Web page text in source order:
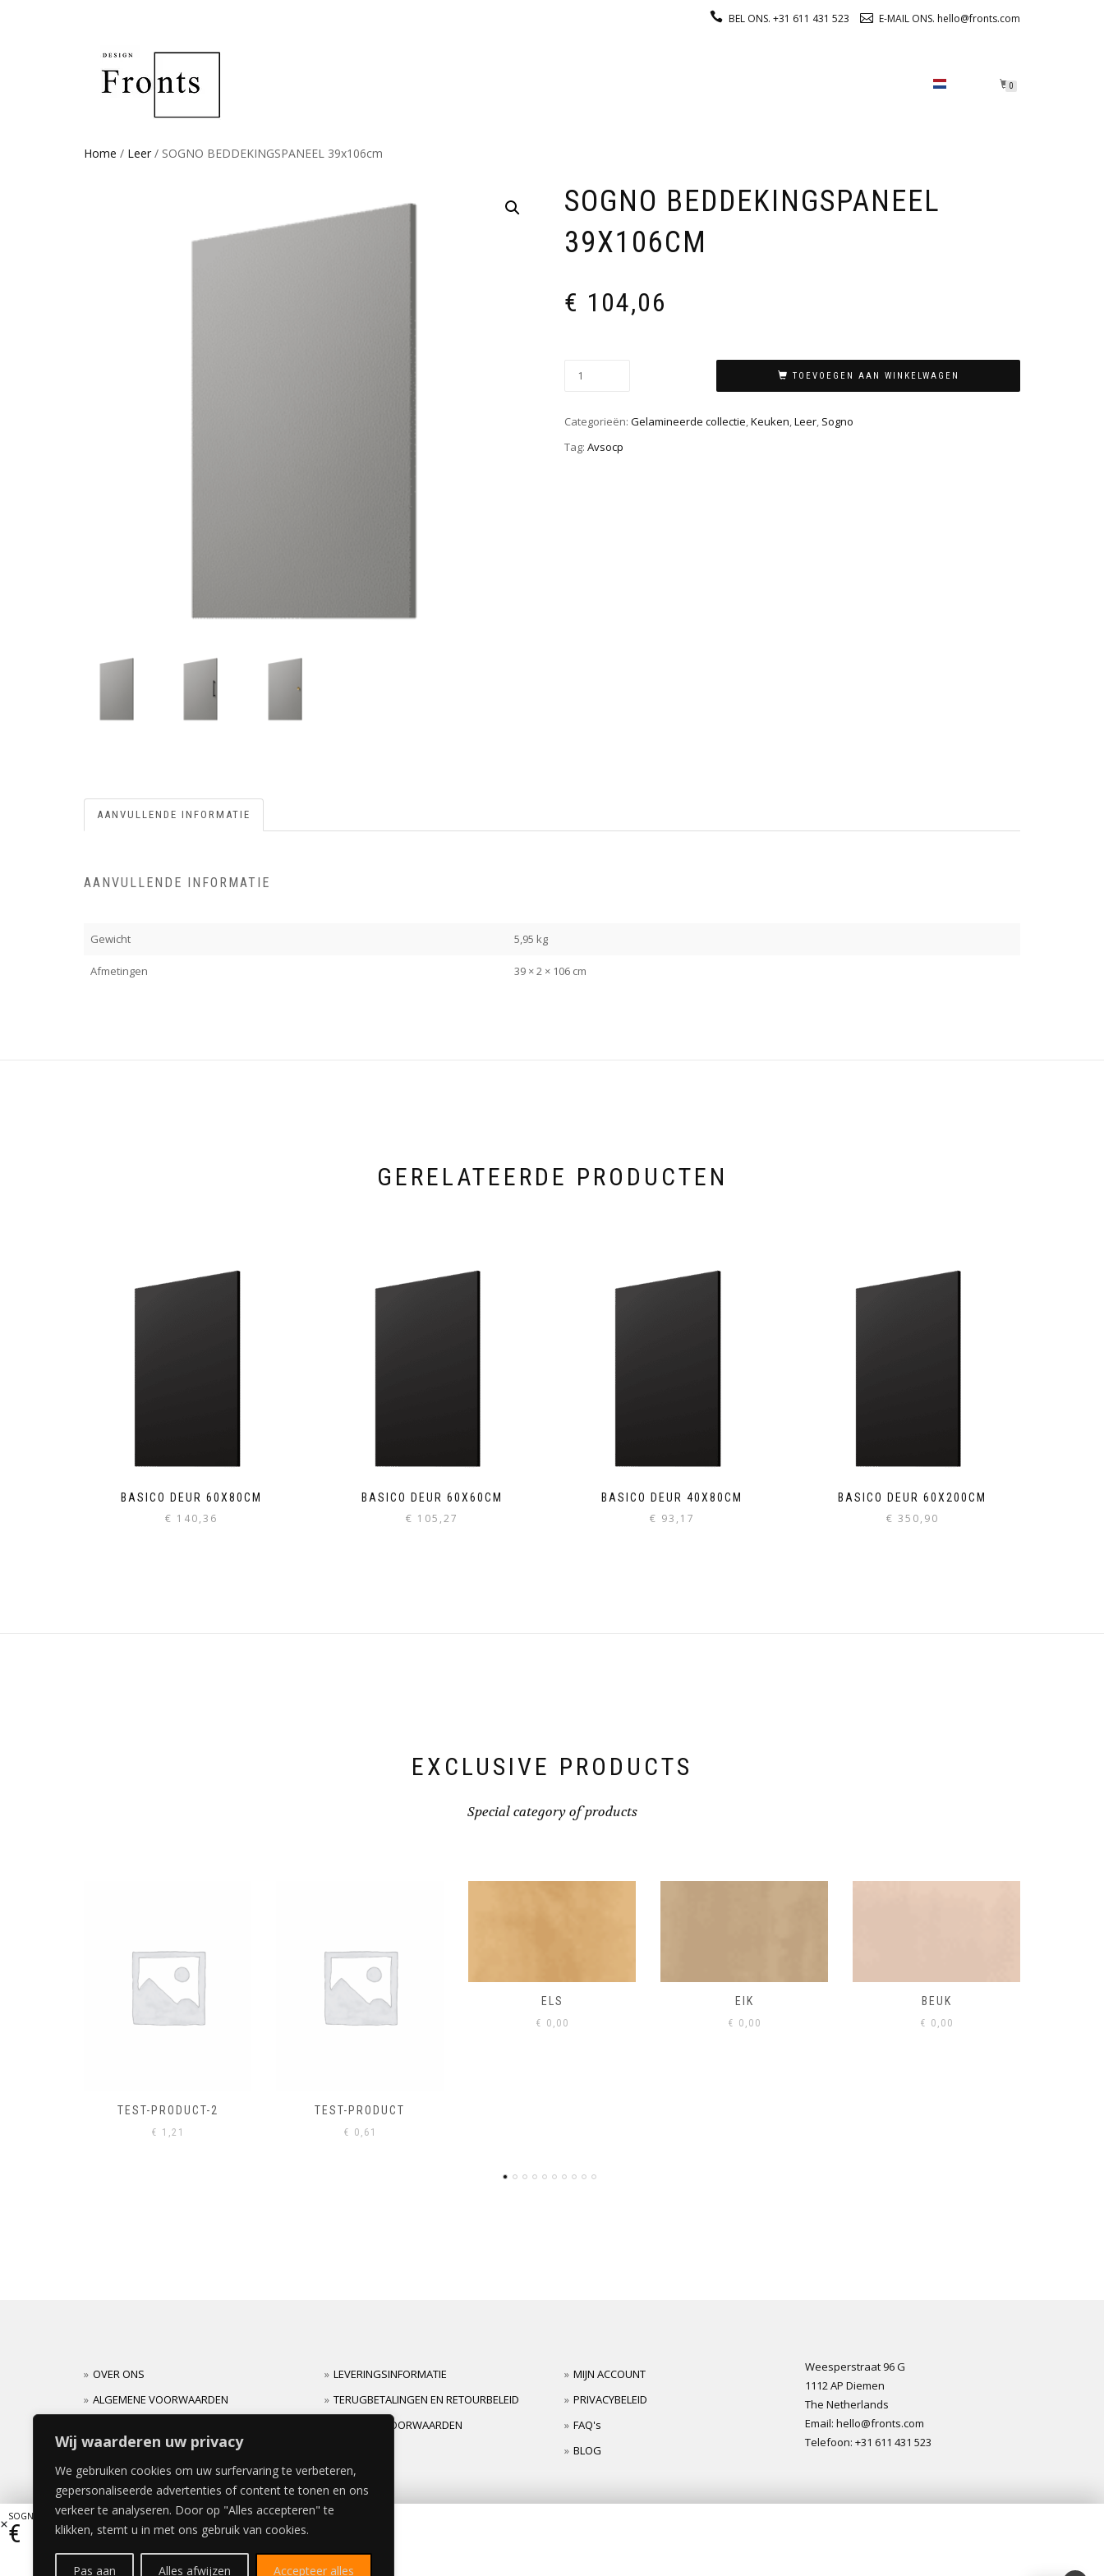
Wij waarderen uw privacy
We gebruiken cookies om uw surfervaring te verbeteren,
gepersonaliseerde advertenties of content te tonen en ons
verkeer te analyseren. Door op "Alles accepteren" te
klikken, stemt u in met ons gebruik van cookies.
Pas aan Alles afwijzen Accepteer alles
BEL ONS. +31 611 431 523 E-MAIL ONS. hello@fronts.com
0
Home / Leer / SOGNO BEDDEKINGSPANEEL 39x106cm
SOGNO BEDDEKINGSPANEEL
39X106CM
€ 104,06
TOEVOEGEN AAN WINKELWAGEN
Categorieën: Gelamineerde collectie,Keuken,Leer, Sogno
Tag: Avsocp
AANVULLENDE INFORMATIE
AANVULLENDE INFORMATIE
Gewicht 5,95 kg
Afmetingen 39 × 2 × 106 cm
GERELATEERDE PRODUCTEN
BASICO DEUR 60X80CM
€ 140,36
BASICO DEUR 60X60CM
€ 105,27
BASICO DEUR 40X80CM
€ 93,17
BASICO DEUR 60X200CM
€ 350,90
EXCLUSIVE PRODUCTS
Special category of products
TEST-PRODUCT
€ 0,61
ELS
€0,00
EIK
€ 0,00
BEUK
€ 0,00
VISONE
€ 0,00
OVER ONS
ALGEMENE VOORWAARDEN
LEVERINGSINFORMATIE
TERUGBETALINGEN EN RETOURBELEID
GARANTIEVOORWAARDEN
MIJN ACCOUNT
PRIVACYBELEID
FAQ's
BLOG
Weesperstraat 96 G
1112 AP Diemen
The Netherlands
Email: hello@fronts.com
Telefoon: +31 611 431 523
SOGNO BEDDEKINGSPANEEL 39x106cm
€ 104,06